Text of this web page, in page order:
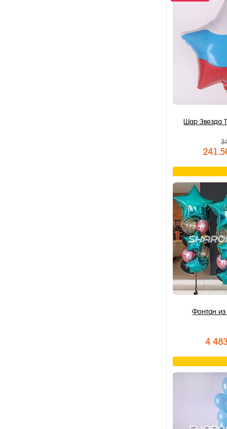
Купить в 1
В избранное
В наличии
Шар Звезда
В
Купить в 1
В избранное
В наличии
Фонтан
4
В
Купить в 1
В избранное
В наличии